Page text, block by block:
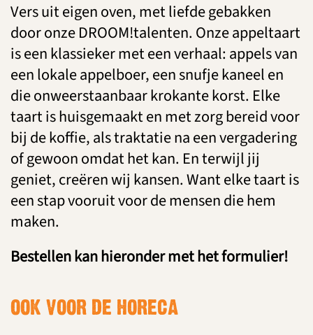
Vers uit eigen oven, met liefde gebakken
door onze DROOM!talenten. Onze appeltaart
is een klassieker met een verhaal: appels van
een lokale appelboer, een snufje kaneel en
die onweerstaanbaar krokante korst. Elke
taart is huisgemaakt en met zorg bereid voor
bij de koffie, als traktatie na een vergadering
of gewoon omdat het kan. En terwijl jij
geniet, creëren wij kansen. Want elke taart is
een stap vooruit voor de mensen die hem
maken.
Bestellen kan hieronder met het formulier!
OOK VOOR DE HORECA